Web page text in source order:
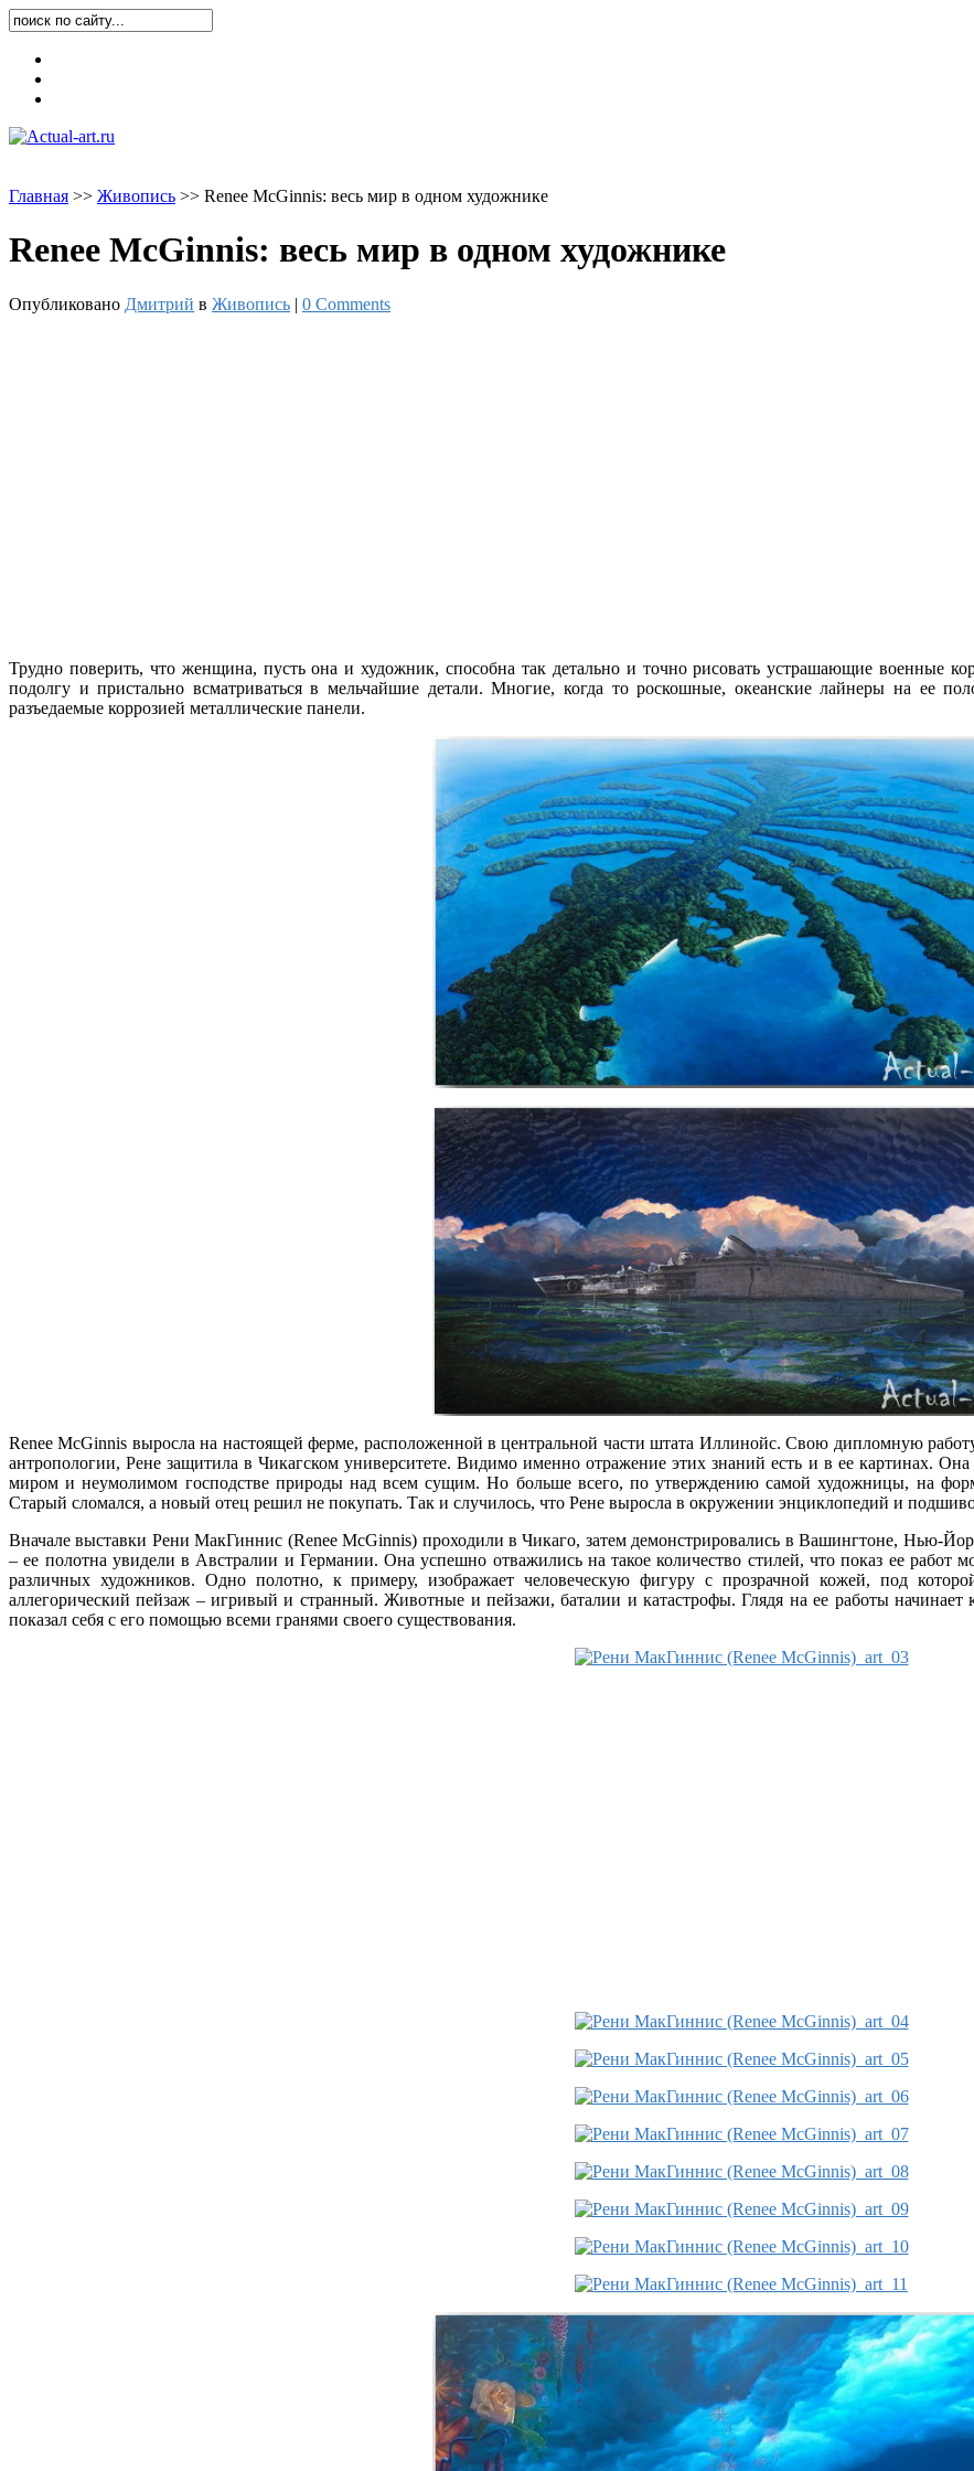
Главная >> Живопись >> Renee McGinnis: весь мир в одном художнике
Renee McGinnis: весь мир в одном художнике
Опубликовано Дмитрий в Живопись | 0 Comments
Трудно поверить, что женщина, пусть она и художник, способна так детально и точно рисовать устрашающие военные
подолгу и пристально всматриваться в мельчайшие детали. Многие, когда то роскошные, океанские лайнеры на ее
разъедаемые коррозией металлические панели.
Renee McGinnis выросла на настоящей ферме, расположенной в центральной части штата Иллинойс. Свою дипломную
антропологии, Рене защитила в Чикагском университете. Видимо именно отражение этих знаний есть и в ее картинах.
миром и неумолимом господстве природы над всем сущим. Но больше всего, по утверждению самой художницы, на
Старый сломался, а новый отец решил не покупать. Так и случилось, что Рене выросла в окружении энциклопедий и
Вначале выставки Рени МакГиннис (Renee McGinnis) проходили в Чикаго, затем демонстрировались в Вашингтоне, Нью-
– ее полотна увидели в Австралии и Германии. Она успешно отважились на такое количество стилей, что показ ее работ
различных художников. Одно полотно, к примеру, изображает человеческую фигуру с прозрачной кожей, под
аллегорический пейзаж – игривый и странный. Животные и пейзажи, баталии и катастрофы. Глядя на ее работы начинает
показал себя с его помощью всеми гранями своего существования.